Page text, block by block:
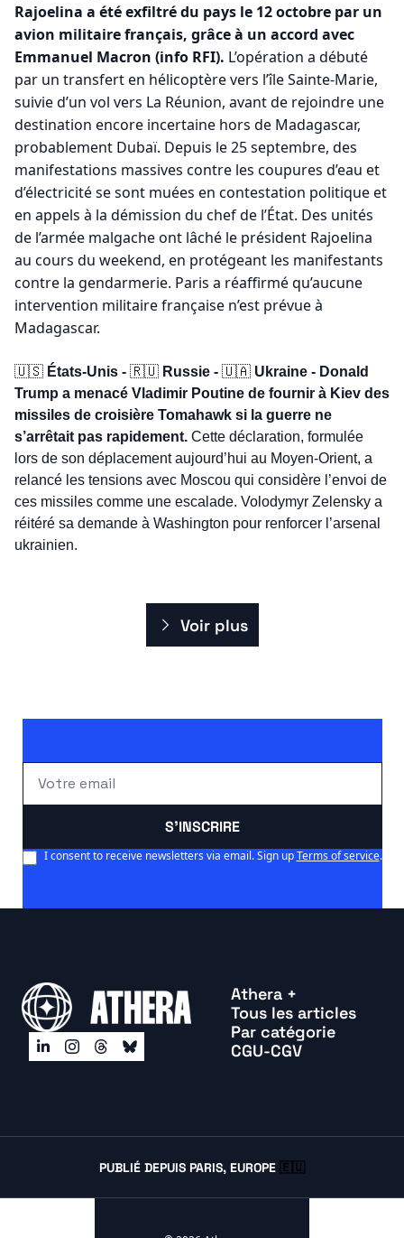
Rajoelina a été exfiltré du pays le 12 octobre par un
avion militaire français, grâce à un accord avec
Emmanuel Macron (info RFI). L’opération a débuté
par un transfert en hélicoptère vers l’île Sainte-Marie,
suivie d’un vol vers La Réunion, avant de rejoindre une
destination encore incertaine hors de Madagascar,
probablement Dubaï. Depuis le 25 septembre, des
manifestations massives contre les coupures d’eau et
d’électricité se sont muées en contestation politique et
en appels à la démission du chef de l’État. Des unités
de l’armée malgache ont lâché le président Rajoelina
au cours du weekend, en protégeant les manifestants
contre la gendarmerie. Paris a réaffirmé qu’aucune
intervention militaire française n’est prévue à
Madagascar.
🇺🇸 États-Unis - 🇷🇺 Russie - 🇺🇦 Ukraine - Donald
Trump a menacé Vladimir Poutine de fournir à Kiev des
missiles de croisière Tomahawk si la guerre ne
s’arrêtait pas rapidement. Cette déclaration, formulée
lors de son déplacement aujourd’hui au Moyen-Orient, a
relancé les tensions avec Moscou qui considère l’envoi de
ces missiles comme une escalade. Volodymyr Zelensky a
réitéré sa demande à Washington pour renforcer l’arsenal
ukrainien.
Voir plus
S'INSCRIRE
I consent to receive newsletters via email. Sign up Terms of service.
Athera +
Tous les articles
Par catégorie
CGU-CGV
PUBLIÉ DEPUIS PARIS, EUROPE 🇪🇺